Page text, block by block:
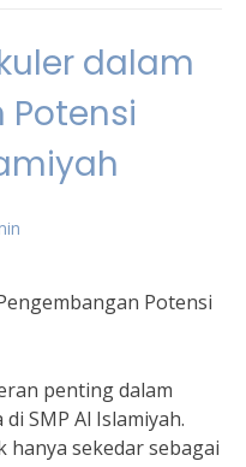
dalam
Potensi
penting dalam
SMP Al Islamiyah.
sekedar sebagai